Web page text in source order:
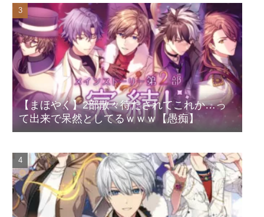
【まほやく】2部散々待たされてこれか…っ
て出来で呆然としてるｗｗｗ【愚痴】